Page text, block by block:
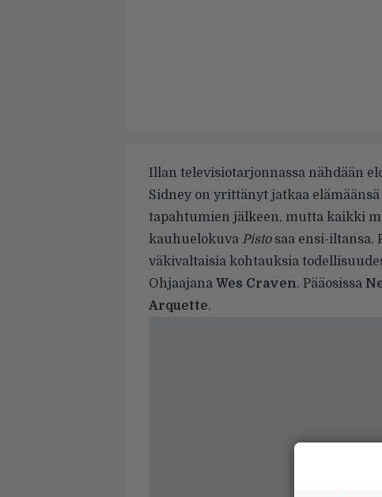
Illan televisiotarjonnassa nähdään
Sidney on yrittänyt jatkaa
tapahtumien jälkeen, mutta kaikki
kauhuelokuva Pistosaa ensi-iltansa.
väkivaltaisia kohtauksia
Ohjaajana Wes Craven. Pääosissa
Arquette.